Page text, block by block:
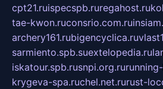
cpt21.ruispecspb.ruregahost.ru
tae-kwon.ruconsrio.com.ru
archery161.rubigencyclica.ru
sarmiento.spb.suextelopedia.ru
iskatour.spb.rusnpi.org.ru
krygeva-spa.ruchel.net.rurust-